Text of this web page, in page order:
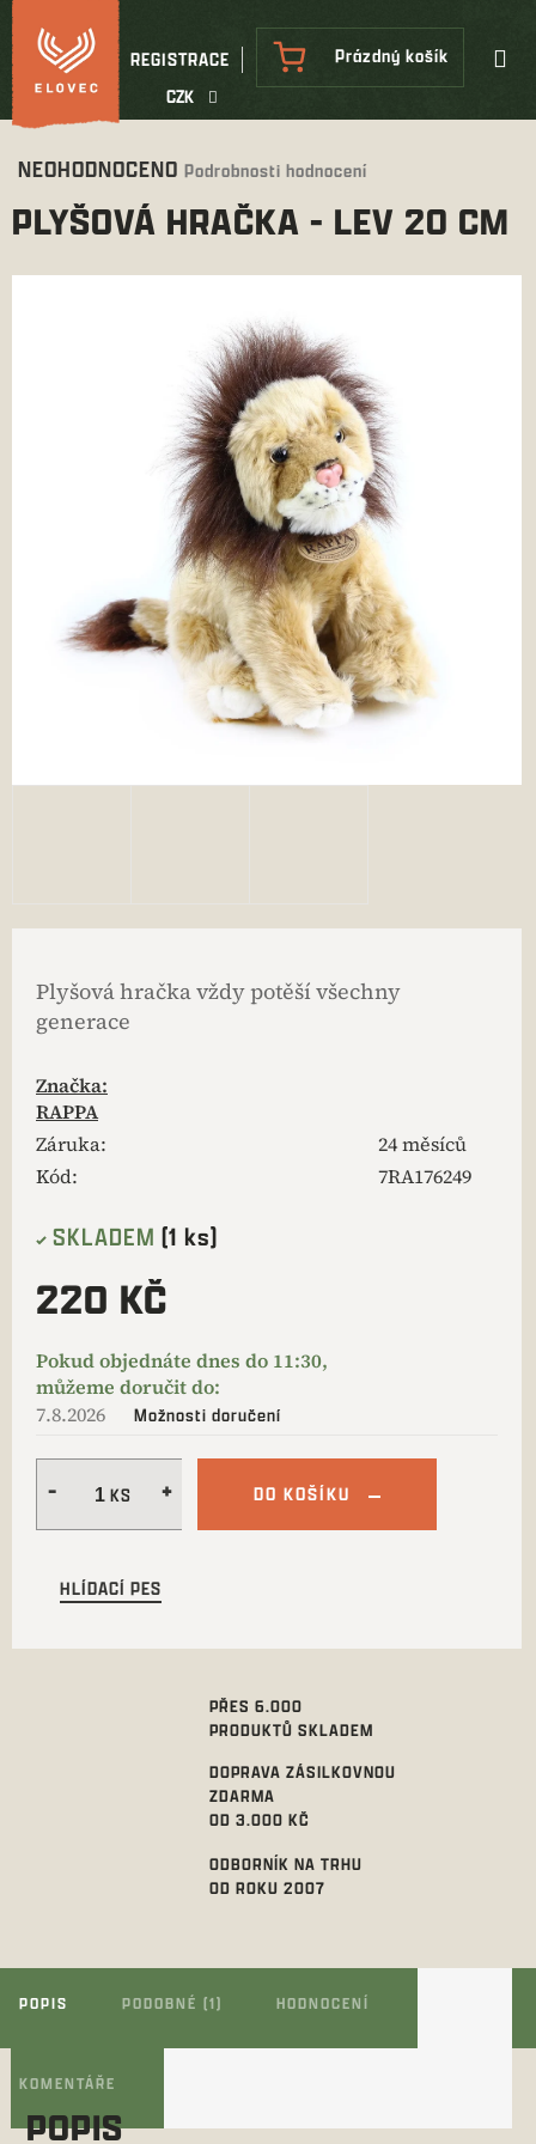
Přejít
na
obsah
CZK
REGISTRACE
NÁKUPNÍ
KOŠÍK
Prázdný košík
Průměrné
produktu
0,0
NEOHODNOCENO Podrobnosti hodnocení
PLYŠOVÁ HRAČKA - LEV 20 CM
Plyšová hračka vždy potěší všechny
generace
Značka:
RAPPA
Záruka:
24 měsíců
Kód:
7RA176249
SKLADEM (1 ks)
220 KČ
7.8.2026 Možnosti doručení
DO KOŠÍKU
HLÍDACÍ PES
PŘES 6.000
PRODUKTŮ SKLADEM
DOPRAVA ZÁSILKOVNOU
ZDARMA
OD 3.000 KČ
ODBORNÍK NA TRHU
OD ROKU 2007
POPIS PODOBNÉ (1) HODNOCENÍ
KOMENTÁŘE
POPIS